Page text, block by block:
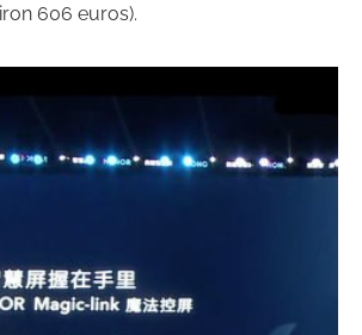
606 euros).